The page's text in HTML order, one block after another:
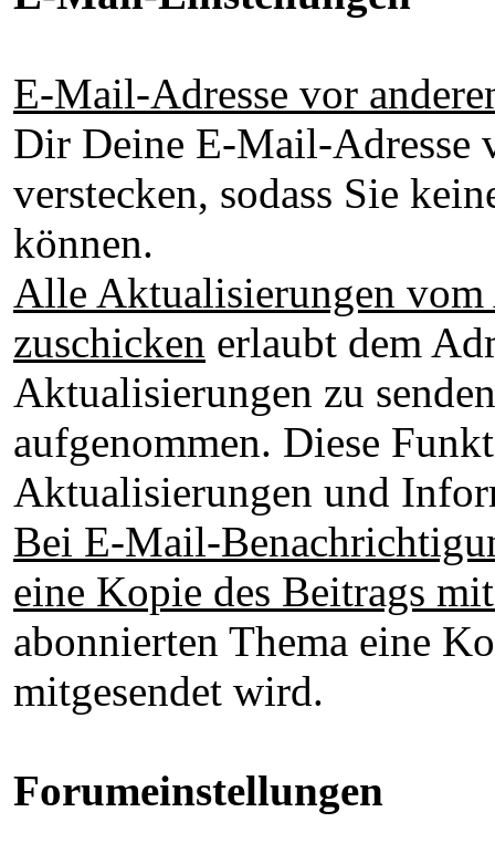
E-Mail-Adresse vor
Dir Deine E-Mail-Adresse
verstecken, sodass Sie
können.
Alle Aktualisierungen
zuschicken erlaubt dem
Aktualisierungen zu
aufgenommen. Diese
Aktualisierungen und
Bei E-Mail-
eine Kopie des Beitrags
abonnierten Thema eine
mitgesendet wird.
Forumeinstellungen